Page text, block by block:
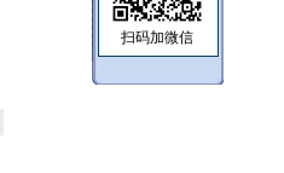
扫码加微信